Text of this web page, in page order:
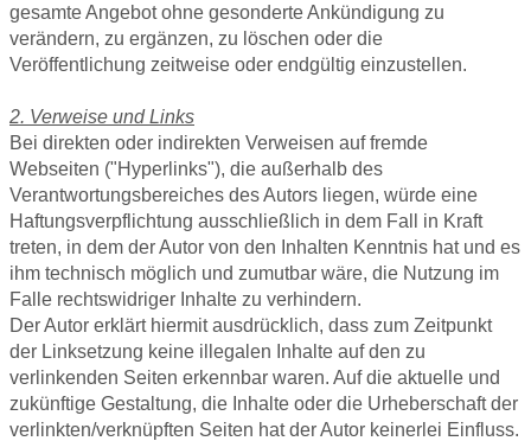
gesamte Angebot ohne gesonderte Ankündigung zu
verändern, zu ergänzen, zu löschen oder die
Veröffentlichung zeitweise oder endgültig einzustellen.
2. Verweise und Links
Bei direkten oder indirekten Verweisen auf fremde
Webseiten ("Hyperlinks"), die außerhalb des
Verantwortungsbereiches des Autors liegen, würde eine
Haftungsverpflichtung ausschließlich in dem Fall in Kraft
treten, in dem der Autor von den Inhalten Kenntnis hat und es
ihm technisch möglich und zumutbar wäre, die Nutzung im
Falle rechtswidriger Inhalte zu verhindern.
Der Autor erklärt hiermit ausdrücklich, dass zum Zeitpunkt
der Linksetzung keine illegalen Inhalte auf den zu
verlinkenden Seiten erkennbar waren. Auf die aktuelle und
zukünftige Gestaltung, die Inhalte oder die Urheberschaft der
verlinkten/verknüpften Seiten hat der Autor keinerlei Einfluss.